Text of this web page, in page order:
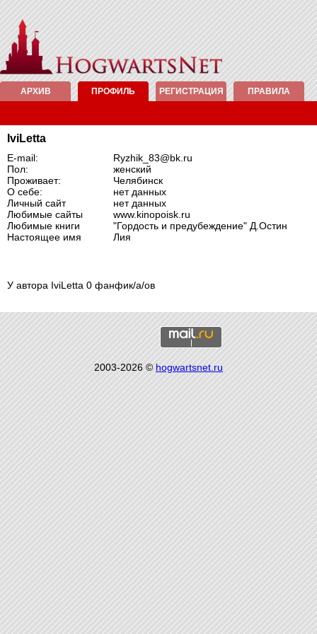
АРХИВ ПРОФИЛЬ РЕГИСТРАЦИЯ ПРАВИЛА
IviLetta
E-mail:
Ryzhik_83@bk.ru
Пол:
женский
Проживает:
Челябинск
О себе:
нет данных
Личный сайт
нет данных
Любимые сайты
www.kinopoisk.ru
Любимые книги
"Гордость и предубеждение" Д.Остин
Настоящее имя
Лия
У автора IviLetta 0 фанфик/а/ов
2003-2026 ©hogwartsnet.ru